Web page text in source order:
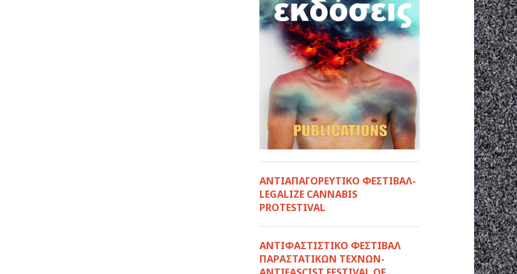
ΑΝΤΙΑΠΑΓΟΡΕΥΤΙΚΟ ΦΕΣΤΙΒΑΛ-
LEGALIZE CANNABIS
PROTESTIVAL
ANTIΦΑΣΤΙΣΤΙΚΟ ΦΕΣΤΙΒΑΛ
ΠΑΡΑΣΤΑΤΙΚΩΝ ΤΕΧΝΩΝ-